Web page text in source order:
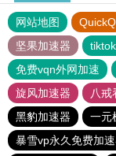
网站地图 QuickQ
坚果加速器
免费vqn外网加速
旋风加速器
八戒
黑豹加速器
一元
暴雪vp永久免费加